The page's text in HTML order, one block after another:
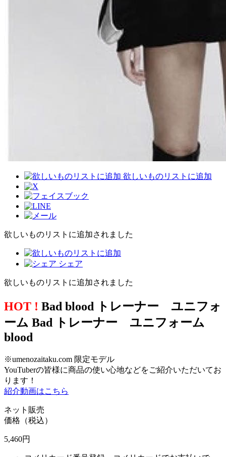
欲しいものリストに追加
欲しいものリストに追加されました
シェア
欲しいものリストに追加されました
HOT ! Bad blood トレーナー ユニフォ
ーム Bad トレーナー ユニフォーム
blood
※umenozaitaku.com 限定モデル
YouTuberの皆様に商品の使い心地などをご紹介いただいてお
ります！
紹介動画はこちら
ネット販売
価格（税込）
5,460円